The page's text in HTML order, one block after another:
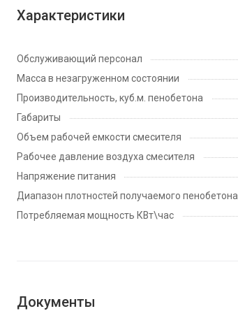
Характеристики
Обслуживающий персонал
Масса в незагруженном состоянии
Производительность, куб.м. пенобетона
Габариты
Объем рабочей емкости смесителя
Рабочее давление воздуха смесителя
Напряжение питания
Диапазон плотностей получаемого пенобетона
Потребляемая мощность КВт\час
Документы